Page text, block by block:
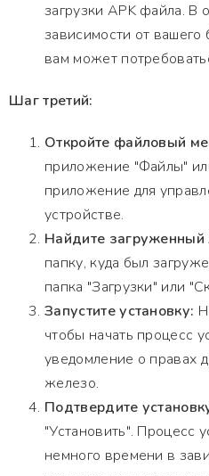
загрузки APK файла. В
зависимости от вашего
вам может
Шаг третий:
Откройте файловый
приложение "Файлы"
приложение для
устройстве.
Найдите загруженный
папку, куда был
папка "Загрузки" или
Запустите установку:
чтобы начать процесс
уведомление о правах
железо.
Подтвердите
"Установить". Процесс
немного времени в